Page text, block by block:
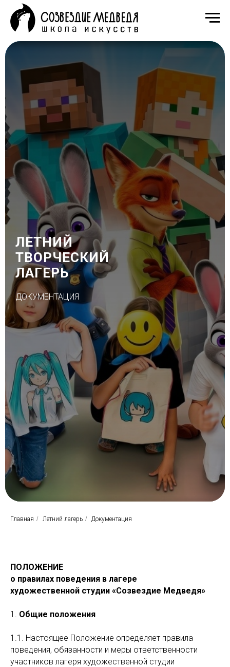
ЛЕТНИЙ
ТВОРЧЕСКИЙ
ЛАГЕРЬ
ДОКУМЕНТАЦИЯ
Главная / Летний лагерь / Документация
ПОЛОЖЕНИЕ
о правилах поведения в лагере
художественной студии «Созвездие Медведя»
1. Общие положения
1.1. Настоящее Положение определяет правила
поведения, обязанности и меры ответственности
участников лагеря художественной студии